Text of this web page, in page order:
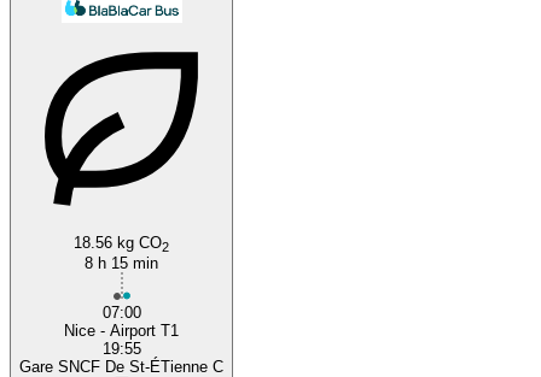
18.56 kg CO2
8 h 15 min
07:00
Nice - Airport T1
19:55
Gare SNCF De St-ÉTienne C